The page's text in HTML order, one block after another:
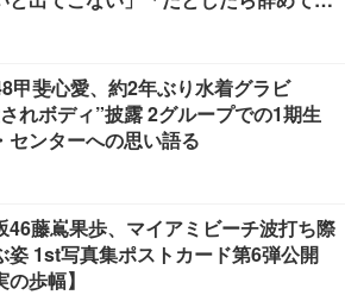
甲斐心愛、約2年ぶり水着グラビ
れボディ”披露 2グループでの1期生
センターへの思い語る
46藤嶌果歩、マイアミビーチ波打ち際
姿 1st写真集ポストカード第6弾公開
の歩幅】